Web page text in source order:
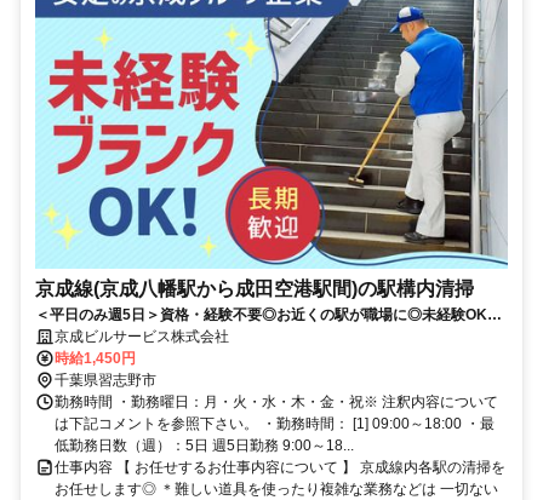
京成線(京成八幡駅から成田空港駅間)の駅構内清掃
＜平日のみ週5日＞資格・経験不要◎お近くの駅が職場に◎未経験OK！
40代50代60代も活躍中！
京成ビルサービス株式会社
時給1,450円
千葉県習志野市
勤務時間 ・勤務曜日：月・火・水・木・金・祝※ 注釈内容について
は下記コメントを参照下さい。 ・勤務時間： [1] 09:00～18:00 ・最
低勤務日数（週）：5日 週5日勤務 9:00～18...
仕事内容 【 お任せするお仕事内容について 】 京成線内各駅の清掃を
お任せします◎ ＊難しい道具を使ったり複雑な業務などは 一切ない